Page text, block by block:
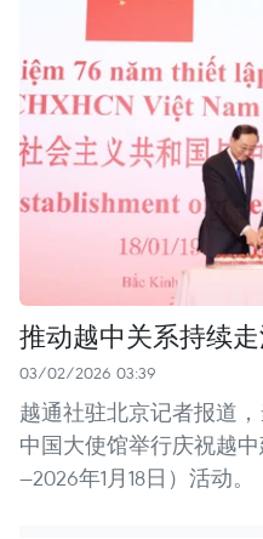
推动越中关系持续
03/02/2026 03:39
越通社驻北京记者报道
中国大使馆举行庆祝越中
—2026年1月18日）活动。